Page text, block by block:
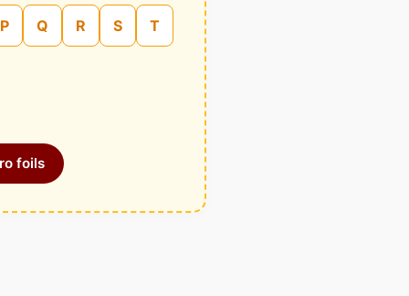
P Q R S T
foils